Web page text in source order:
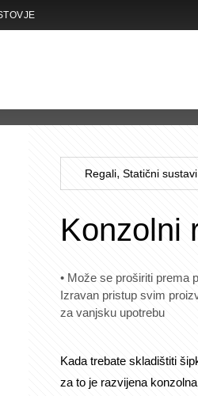
Regali, Statični sustavi
Konzolni
• Može se proširiti prema
Izravan pristup svim
za vanjsku upotrebu
Kada trebate skladištiti
za to je razvijena